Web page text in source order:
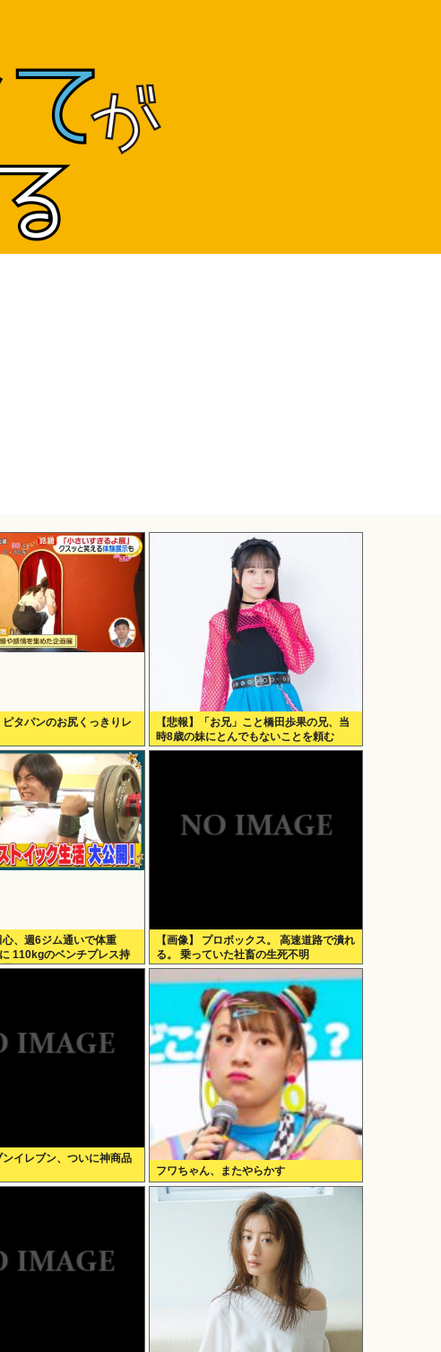
タパンのお尻くっきりレ
【悲報】「お兄」こと橋田歩果の兄、当
時8歳の妹にとんでもないことを頼む
心、週6ジム通いで体重
110kgのベンチプレス持
（画像あり）
【画像】 プロボックス。 高速道路で潰れ
る。 乗っていた社畜の生死不明
ンイレブン、ついに神商品
フワちゃん、またやらかす